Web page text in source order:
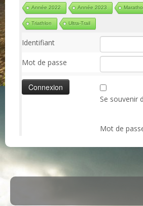
Année 2022 Année 2023
Triathlon Ultra-Trail
Identifiant
Mot de passe
Se souvenir
Mot de